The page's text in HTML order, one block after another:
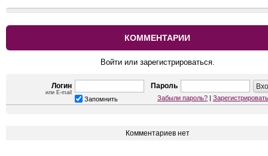
КОММЕНТАРИИ
Войти или зарегистрироваться.
Логин
или E-mail
Пароль
Запомнить Забыли пароль? |
Комментариев нет